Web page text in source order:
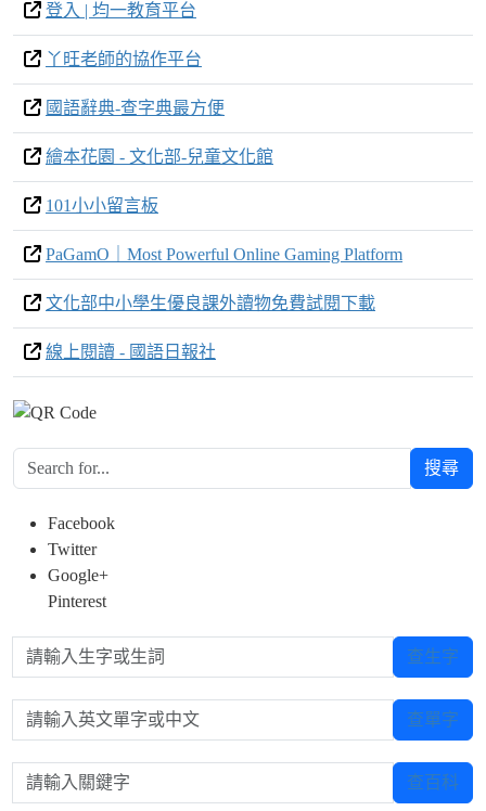
登入 | 均一教育平台
丫旺老師的協作平台
國語辭典-查字典最方便
繪本花園 - 文化部-兒童文化館
101小小留言板
PaGamO｜Most Powerful Online Gaming Platform
文化部中小學生優良課外讀物免費試閱下載
線上閱讀 - 國語日報社
搜尋
Facebook
Twitter
Google+
Pinterest
請輸入生字或生詞 查生字
請輸入英文單字或中文 查單字
請輸入關鍵字 查百科